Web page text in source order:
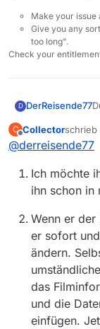
Make your issue
Give you any
too long".
Check your
D DerReisende77
C
Offline
Collectorschrieb
zuletzt
@derreisende77
Ich möchte
ihn schon in
Wenn er
er sofort
ändern.
das
und die
einfügen.